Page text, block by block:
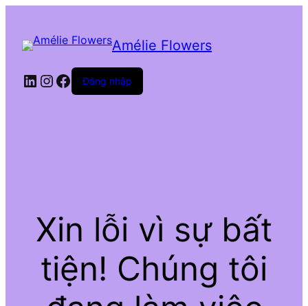
Amélie Flowers
LinkedIn
Instagram
Facebook
Đăng nhập
Xin lỗi vì sự bất
tiện! Chúng tôi